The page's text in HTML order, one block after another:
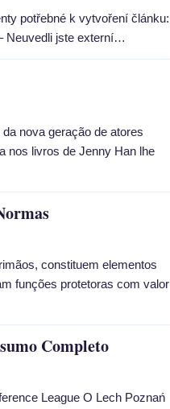
potřebné k vytvoření článku:
Neuvedli jste externí…
nova geração de atores
nos livros de Jenny Han lhe
constituem elementos
funções protetoras com valor
Completo
League O Lech Poznań